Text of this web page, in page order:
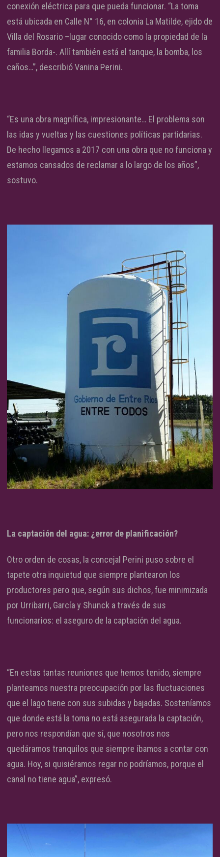
conexión eléctrica para que pueda funcionar. “La toma
está ubicada en Calle N° 16, en colonia La Matilde, ejido de
Villa del Rosario –lugar conocido como la propiedad de la
familia Borda-. Allí también está el tanque, la bomba, los
caños…”, describió Vanina Perini.
“Es una obra magnífica, impresionante… El problema son
las idas y vueltas y las cuestiones políticas partidarias.
De hecho llegamos a 2017 con una obra que no funciona y
estamos cansados de reclamar a lo largo de los años”,
sostuvo.
La captación del agua: ¿error de planificación?
Otro orden de cosas, la concejal Perini puso sobre el
tapete otra inquietud que siempre plantearon los
productores pero que, según sus dichos, fue minimizada
por Urribarri, García y Shunck a través de sus
funcionarios: el aseguro de la captación del agua.
“En estas tantas reuniones que hemos tenido, siempre
planteamos nuestra preocupación por las fluctuaciones
que el lago tiene con sus subidas y bajadas. Sosteníamos
que donde está la toma no está asegurada la captación,
pero nos respondían que sí, que nosotros nos
quedáramos tranquilos que siempre íbamos a contar con
agua. Hoy, si quisiéramos regar no podríamos, porque el
canal no tiene agua”, expresó.